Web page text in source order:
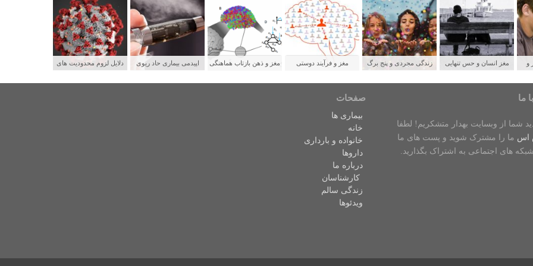
دلایل لزوم محدودیت های
اپیدمی بیماری حاد ریوی
مغز و ذهن بازتاب هماهنگی
مغز و فرآیند دوستی
زندگی مجردی و پنج برگ
مغز انسان و حس تنهایی
و
ما
شما از وبسایت بهدار متشکریم! لطفا
اس ما را مشترک شوید و پست های ما
های اجتماعی به اشتراک بگذارید.
صفحات
بیماری ها
خانه
خانواده و بارداری
داروها
درباره ما
کارشناسان
زندگی سالم
ویدئوها